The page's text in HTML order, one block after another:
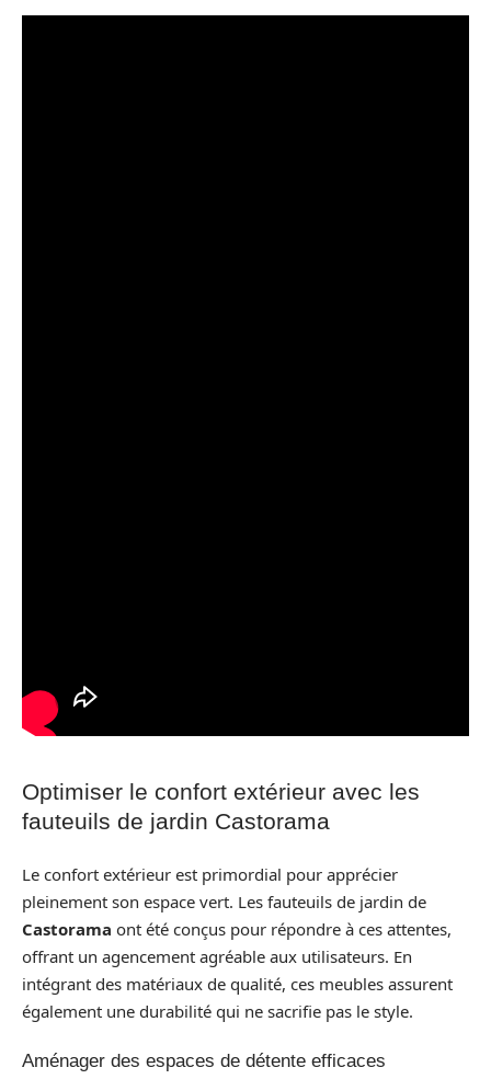
Optimiser le confort extérieur avec les
fauteuils de jardin Castorama
Le confort extérieur est primordial pour apprécier
pleinement son espace vert. Les fauteuils de jardin de
Castorama ont été conçus pour répondre à ces attentes,
offrant un agencement agréable aux utilisateurs. En
intégrant des matériaux de qualité, ces meubles assurent
également une durabilité qui ne sacrifie pas le style.
Aménager des espaces de détente efficaces